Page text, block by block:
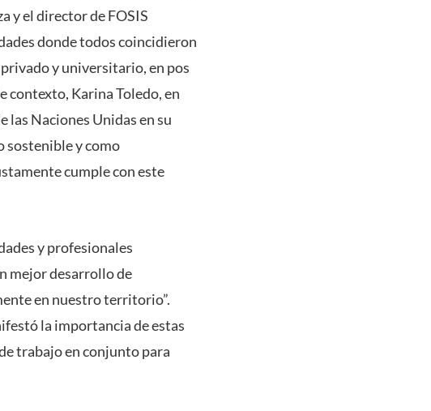
y el director de FOSIS
donde todos coincidieron
y universitario, en pos
contexto, Karina Toledo, en
las Naciones Unidas en su
sostenible y como
cumple con este
y profesionales
mejor desarrollo de
en nuestro territorio”.
la importancia de estas
trabajo en conjunto para